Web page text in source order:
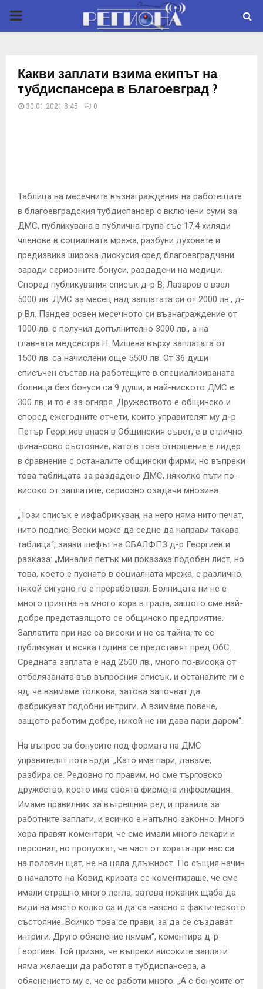
P
M
Y
M
N
Какви заплати взима екипът на
тубдиспансера в Благоевград ?
30.01.2021 8:45 0
Таблица на месечните възнаграждения на работещите
в благоевградския тубдиспансер с включени суми за
ДМС, публикувана в публична група със 17,4 хиляди
членове в социалната мрежа, разбуни духовете и
предизвика широка дискусия сред благоевградчани
заради сериозните бонуси, раздадени на медици.
Според публикувания списък д-р В. Лазаров е взел
5000 лв. ДМС за месец над заплатата си от 2000 лв., д-
р Вл. Пандев освен месечното си възнаграждение от
1000 лв. е получил допълнително 3000 лв., а на
главната медсестра Н. Мишева върху заплатата от
1500 лв. са начислени още 5500 лв. От 36 души
списъчен състав на работещите в специализираната
болница без бонуси са 9 души, а най-ниското ДМС е
300 лв. и то е за огняря. Дружеството е общинско и
според ежегодните отчети, които управителят му д-р
Петър Георгиев внася в Общинския съвет, е в отлично
финансово състояние, като в това отношение е лидер
в сравнение с останалите общински фирми, но въпреки
това таблицата за раздадено ДМС, няколко пъти по-
високо от заплатите, сериозно озадачи мнозина.
„Този списък е изфабрикуван, на него няма нито печат,
нито подпис. Всеки може да седне да направи такава
таблица“, заяви шефът на СБАЛФПЗ д-р Георгиев и
разказа: „Миналия петък ми показаха подобен лист, но
това, което е пуснато в социалната мрежа, е различно,
някой сигурно го е преработвал. Болницата ни не е
много приятна на много хора в града, защото сме най-
добре представящото се общинско предприятие.
Заплатите при нас са високи и не са тайна, те се
публикуват и всяка година се представят пред ОбС.
Средната заплата е над 2500 лв., много по-висока от
отбелязаната във въпросния списък, и останалите ги е
яд, че взимаме толкова, затова започват да
фабрикуват подобни интриги. А взимаме повече,
защото работим добре, никой не ни дава пари даром“.
На въпрос за бонусите под формата на ДМС
управителят потвърди: „Като има пари, даваме,
разбира се. Редовно го правим, но сме търговско
дружество, което има своята фирмена информация.
Имаме правилник за вътрешния ред и правила за
работните заплати, и всичко е напълно законно. Много
хора правят коментари, че сме имали много лекари и
персонал, но пропускат, че част от хората при нас са
на половин щат, не на цяла длъжност. По същия начин
в началото на Ковид кризата се коментираше, че сме
имали страшно много легла, затова поканих щаба да
види на място колко са и да са наясно с фактическото
състояние. Всичко това се прави, за да се създават
интриги. Друго обяснение нямам“, коментира д-р
Георгиев. Той призна, че въпреки високите заплати
няма желаещи да работят в тубдиспансера, а
обяснението му е, че се работи много. „А с бонусите от